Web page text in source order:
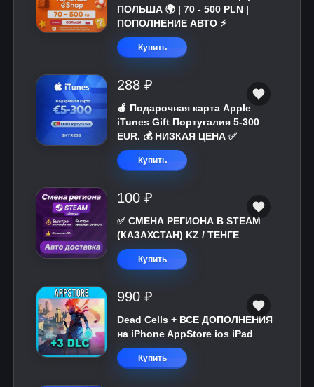
ПОЛЬША 🌍 | 70 - 500 PLN |
ПОПОЛНЕНИЕ АВТО ⚡
Купить
288 ₽
🍎 Подарочная карта Apple
iTunes Gift Португалия 5-300
EUR. 💰 НИЗКАЯ ЦЕНА ✅
Купить
100 ₽
✅ СМЕНА РЕГИОНА В STEAM
(КАЗАХСТАН) KZ / ТЕНГЕ
Купить
990 ₽
Dead Cells + ВСЕ ДОПОЛНЕНИЯ
на iPhone AppStore ios iPad
Купить